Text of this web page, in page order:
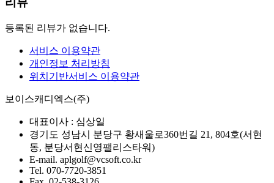
등록된 리뷰가 없습니다.
서비스 이용약관
개인정보 처리방침
위치기반서비스 이용약관
보이스캐디엑스(주)
대표이사 : 심상일
경기도 성남시 분당구 황새울로360번길 21, 804호(서현
동, 분당서현신영팰리스타워)
E-mail. aplgolf@vcsoft.co.kr
Tel. 070-7720-3851